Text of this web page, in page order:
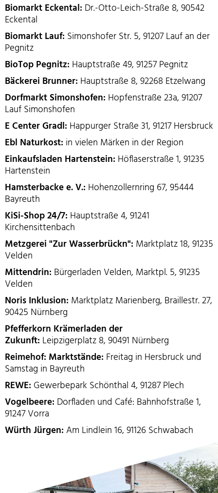
Biomarkt Eckental: Dr.-Otto-Leich-Straße 8, 90542
Eckental
Biomarkt Lauf: Simonshofer Str. 5, 91207 Lauf an der
Pegnitz
BioTop Pegnitz: Hauptstraße 49, 91257 Pegnitz
Bäckerei Brunner: Hauptstraße 8, 92268 Etzelwang
Dorfmarkt Simonshofen: Hopfenstraße 23a, 91207
Lauf Simonshofen
E Center Gradl: Happurger Straße 31, 91217 Hersbruck
Ebl Naturkost: in vielen Märken in der Region
Einkaufsladen Hartenstein: Höflaserstraße 1, 91235
Hartenstein
Hamsterbacke e. V.: Hohenzollernring 67, 95444
Bayreuth
KiSi-Shop 24/7: Hauptstraße 4, 91241
Kirchensittenbach
Metzgerei "Zur Wasserbrückn": Marktplatz 18, 91235
Velden
Mittendrin: Bürgerladen Velden, Marktpl. 5, 91235
Velden
Noris Inklusion: Marktplatz Marienberg, Braillestr. 27,
90425 Nürnberg
Pfefferkorn Krämerladen der
Zukunft: Leipzigerplatz 8, 90491 Nürnberg
Reimehof: Marktstände: Freitag in Hersbruck und
Samstag in Bayreuth
REWE: Gewerbepark Schönthal 4, 91287 Plech
Vogelbeere: Dorfladen und Café: Bahnhofstraße 1,
91247 Vorra
Würth Jürgen: Am Lindlein 16, 91126 Schwabach